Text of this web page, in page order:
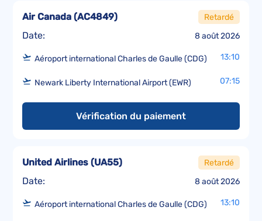
Date: 8 août 2026
Air Canada (AC4849) Retardé
Aéroport international Charles de Gaulle (CDG) 13:10
Newark Liberty International Airport (EWR) 07:15
Vérification du paiement
Date: 8 août 2026
United Airlines (UA55) Retardé
Aéroport international Charles de Gaulle (CDG) 13:10